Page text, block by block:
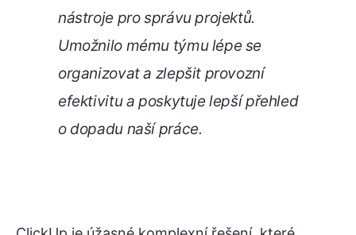
nástroje pro správu projektů.
Umožnilo mému týmu lépe se
organizovat a zlepšit provozní
efektivitu a poskytuje lepší přehled
o dopadu naší práce.